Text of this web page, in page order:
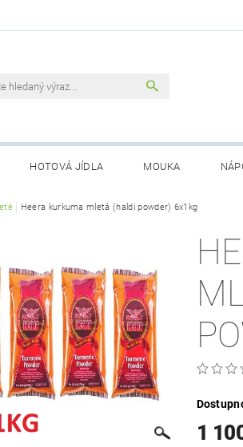
HOTOVÁ JÍDLA MOUKA
PODMÍNKY KONTAKTY
Heera kurkuma mletá (haldi powder) 6x1kg
1